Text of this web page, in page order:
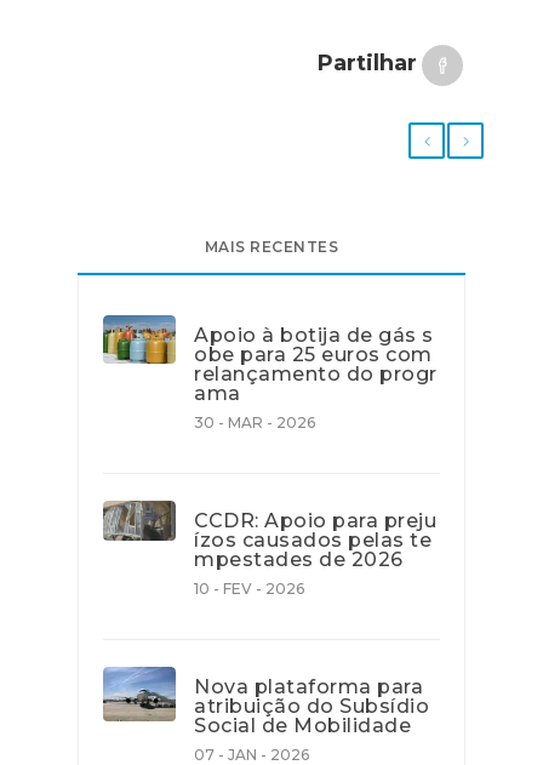
Partilhar
MAIS RECENTES
Apoio à botija de gás s
obe para 25 euros com
relançamento do progr
ama
30 - MAR - 2026
CCDR: Apoio para preju
ízos causados pelas te
mpestades de 2026
10 - FEV - 2026
Nova plataforma para
atribuição do Subsídio
Social de Mobilidade
07 - JAN - 2026